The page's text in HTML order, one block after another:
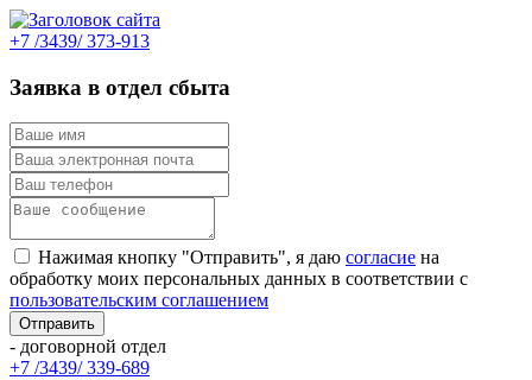
+7 /3439/ 373-913
Заявка в отдел сбыта
Нажимая кнопку "Отправить", я даю согласие на
обработку моих персональных данных в соответствии с
пользовательским соглашением
- договорной отдел
+7 /3439/ 339-689